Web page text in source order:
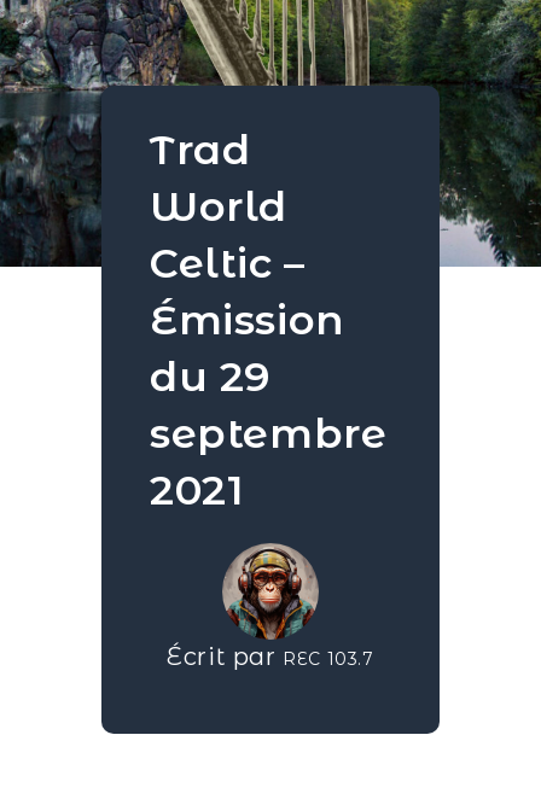
Trad
World
Celtic –
Émission
du 29
septembre
2021
Écrit par REC 103.7